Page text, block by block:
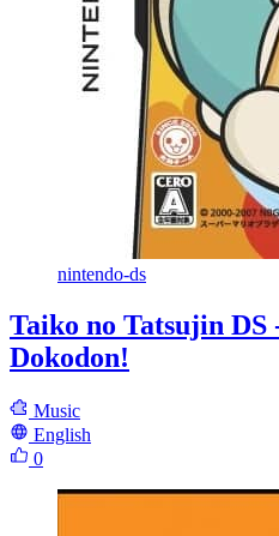
nintendo-ds
Taiko no Tatsujin DS
Dokodon!
Music
English
0